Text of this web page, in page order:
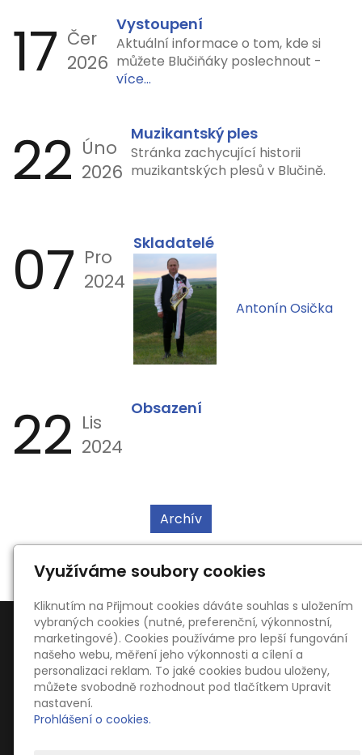
17 Čer
2026
Vystoupení
Aktuální informace o tom, kde si
můžete Blučiňáky poslechnout -
více...
22 Úno
2026
Muzikantský ples
Stránka zachycující historii
muzikantských plesů v Blučině.
07 Pro
2024
Skladatelé
Antonín Osička
22 Lis
2024
Obsazení
Archív
Kontakty
Ing. Oldřich Kahoun
Využíváme soubory cookies
Kliknutím na Přijmout cookies dáváte souhlas s uložením
vybraných cookies (nutné, preferenční, výkonnostní,
marketingové). Cookies používáme pro lepší fungování
našeho webu, měření jeho výkonnosti a cílení a
personalizaci reklam. To jaké cookies budou uloženy,
můžete svobodně rozhodnout pod tlačítkem Upravit
nastavení.
Prohlášení o cookies.